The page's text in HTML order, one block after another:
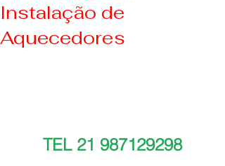
Instalação de
Aquecedores
TEL 21 987129298